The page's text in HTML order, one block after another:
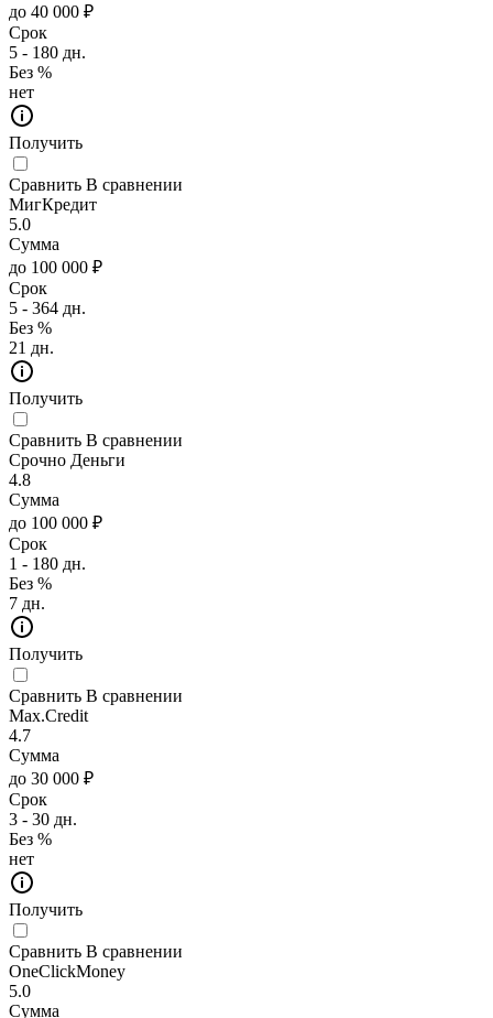
до 40 000 ₽
Срок
5 - 180 дн.
Без %
нет
Получить
Сравнить В сравнении
МигКредит
5.0
Сумма
до 100 000 ₽
Срок
5 - 364 дн.
Без %
21 дн.
Получить
Сравнить В сравнении
Срочно Деньги
4.8
Сумма
до 100 000 ₽
Срок
1 - 180 дн.
Без %
7 дн.
Получить
Сравнить В сравнении
Max.Credit
4.7
Сумма
до 30 000 ₽
Срок
3 - 30 дн.
Без %
нет
Получить
Сравнить В сравнении
OneClickMoney
5.0
Сумма